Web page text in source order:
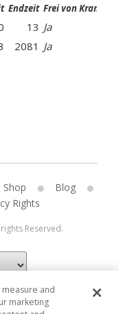
Endzeit Frei von
13 Ja
2081 Ja
Shop
Blog
Rights
Reserved.
and
marketing